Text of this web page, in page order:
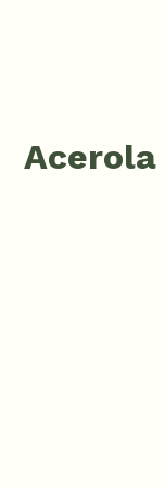
Acerola